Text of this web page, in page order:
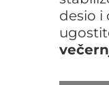
desio i